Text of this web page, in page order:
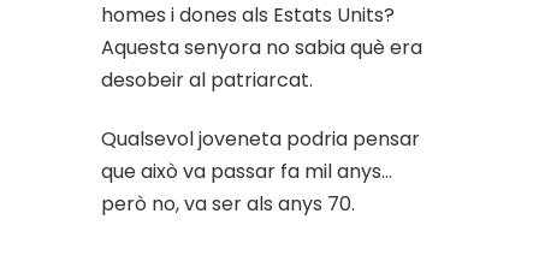
homes i dones als Estats Units?
Aquesta senyora no sabia què era
desobeir al patriarcat.
Qualsevol joveneta podria pensar
que això va passar fa mil anys…
però no, va ser als anys 70.